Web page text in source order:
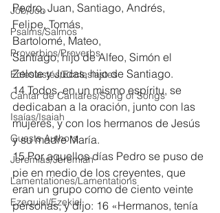
Job/Job
Psalms/Salmos
Proverbios/Proverbs
Eclesiastés/Ecclesiastes
Cantar de Cantares/Song of Songs
Isaías/Isaiah
Guests Authors
Jeremias/Jeremiah
Lamentationes/Lamentations
Ezequiel/Ezekiel
Pedro, Juan, Santiago, Andrés,
Felipe, Tomás,
Bartolomé, Mateo,
Santiago, hijo de Alfeo, Simón el
Zelote y Judas, hijo de Santiago.
14 Todos, en un mismo espíritu, se
dedicaban a la oración, junto con las
mujeres, y con los hermanos de Jesús
y su madre María.
15 Por aquellos días Pedro se puso de
pie en medio de los creyentes, que
eran un grupo como de ciento veinte
personas, y dijo: 16 «Hermanos, tenía